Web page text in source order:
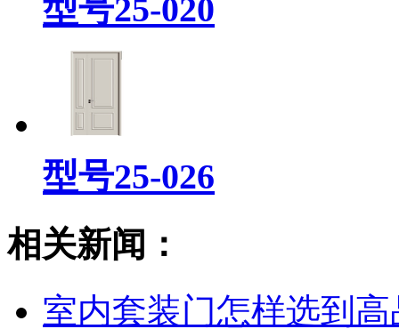
型号25-020
型号25-026
相关新闻：
室内套装门怎样选到